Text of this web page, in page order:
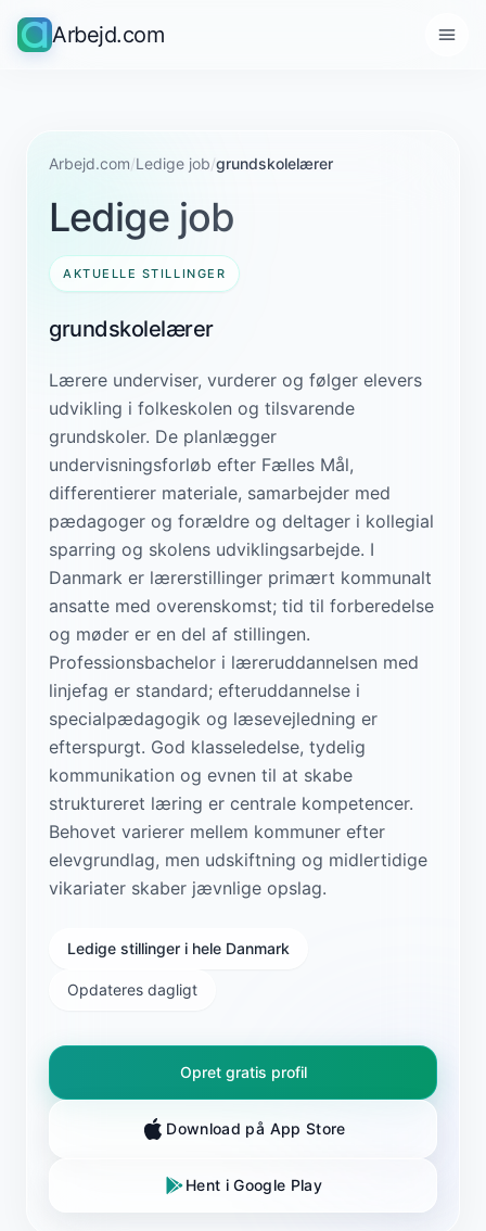
Arbejd.com
Arbejd.com/Ledige job/grundskolelærer
Ledige job
AKTUELLE STILLINGER
grundskolelærer
Lærere underviser, vurderer og følger elevers
udvikling i folkeskolen og tilsvarende
grundskoler. De planlægger
undervisningsforløb efter Fælles Mål,
differentierer materiale, samarbejder med
pædagoger og forældre og deltager i kollegial
sparring og skolens udviklingsarbejde. I
Danmark er lærerstillinger primært kommunalt
ansatte med overenskomst; tid til forberedelse
og møder er en del af stillingen.
Professionsbachelor i læreruddannelsen med
linjefag er standard; efteruddannelse i
specialpædagogik og læsevejledning er
efterspurgt. God klasseledelse, tydelig
kommunikation og evnen til at skabe
struktureret læring er centrale kompetencer.
Behovet varierer mellem kommuner efter
elevgrundlag, men udskiftning og midlertidige
vikariater skaber jævnlige opslag.
Ledige stillinger i hele Danmark
Opdateres dagligt
Opret gratis profil
Download på App Store
Hent i Google Play